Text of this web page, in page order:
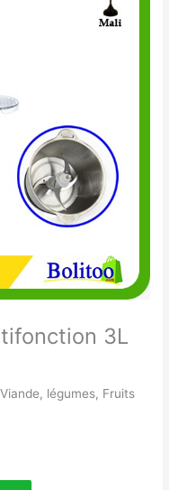
3L
légumes, Fruits